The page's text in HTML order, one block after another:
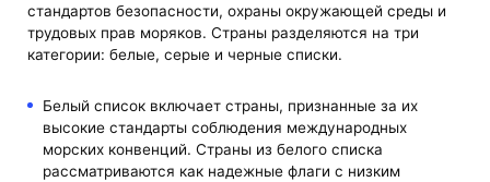
стандартов безопасности, охраны окружающей среды и
трудовых прав моряков. Страны разделяются на три
категории: белые, серые и черные списки.
Белый список включает страны, признанные за их
высокие стандарты соблюдения международных
морских конвенций. Страны из белого списка
рассматриваются как надежные флаги с низким